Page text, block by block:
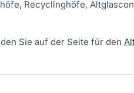
Recyclinghöfe,
Sie auf der Seite für den